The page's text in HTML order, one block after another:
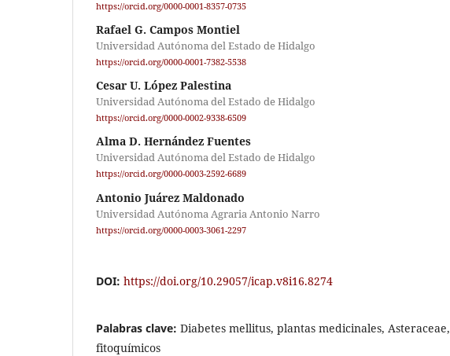
https://orcid.org/0000-0001-8357-0735
Rafael G. Campos Montiel
Universidad Autónoma del Estado de Hidalgo
https://orcid.org/0000-0001-7382-5538
Cesar U. López Palestina
Universidad Autónoma del Estado de Hidalgo
https://orcid.org/0000-0002-9338-6509
Alma D. Hernández Fuentes
Universidad Autónoma del Estado de Hidalgo
https://orcid.org/0000-0003-2592-6689
Antonio Juárez Maldonado
Universidad Autónoma Agraria Antonio Narro
https://orcid.org/0000-0003-3061-2297
DOI: https://doi.org/10.29057/icap.v8i16.8274
Palabras clave: Diabetes mellitus, plantas medicinales, Asteraceae,
fitoquímicos